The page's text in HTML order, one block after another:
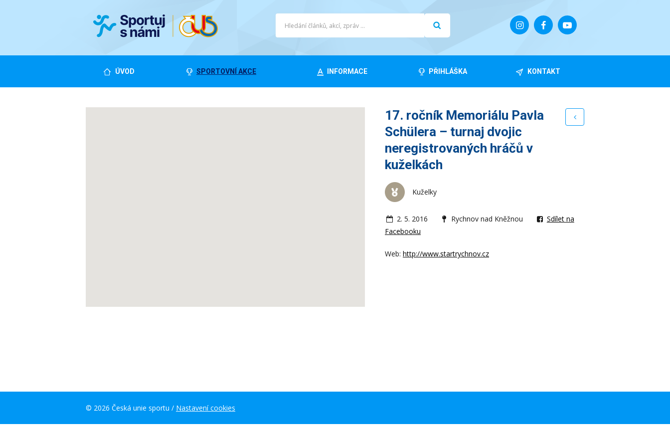
ÚVOD SPORTOVNÍ AKCE INFORMACE PŘIHLÁŠKA KONTAKT
17. ročník Memoriálu Pavla
Schülera – turnaj dvojic
neregistrovaných hráčů v
kuželkách
Kuželky
2. 5. 2016 Rychnov nad Kněžnou
Sdílet na
Facebooku
Web: http://www.startrychnov.cz
© 2026 Česká unie sportu / Nastavení cookies